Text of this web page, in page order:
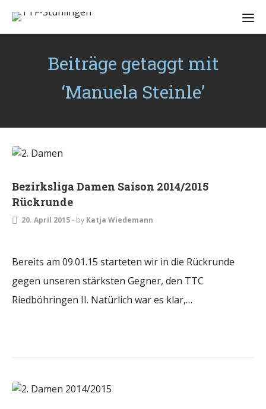
Beiträge getaggt mit
‘Manuela Steinle’
Bezirksliga Damen Saison 2014/2015
Rückrunde
20. April 2015- by Katja Wiedemann
Bereits am 09.01.15 starteten wir in die Rückrunde
gegen unseren stärksten Gegner, den TTC
Riedböhringen II. Natürlich war es klar,…